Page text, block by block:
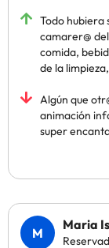
Todo hubiera
camarer@
comida,
de la
Algún que
animación
super
Maria